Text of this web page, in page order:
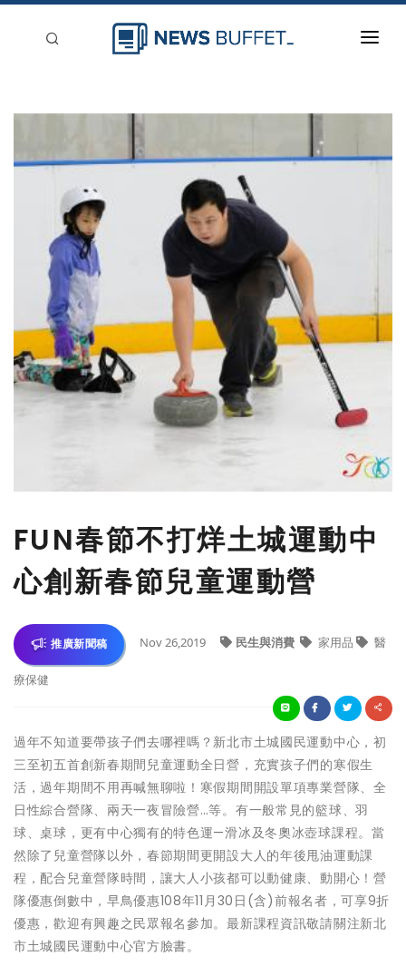
登入
刊登
FUN春節不打烊土城運動中
心創新春節兒童運動營
推廣新聞稿 Nov 26,2019 民生與消費 家用品 醫
療保健
過年不知道要帶孩子們去哪裡嗎？新北市土城國民運動中心，初
三至初五首創新春期間兒童運動全日營，充實孩子們的寒假生
活，過年期間不用再喊無聊啦！寒假期間開設單項專業營隊、全
日性綜合營隊、兩天一夜冒險營…等。有一般常見的籃球、羽
球、桌球，更有中心獨有的特色運—滑冰及冬奧冰壺球課程。當
然除了兒童營隊以外，春節期間更開設大人的年後甩油運動課
程，配合兒童營隊時間，讓大人小孩都可以動健康、動開心！營
隊優惠倒數中，早鳥優惠108年11月30日(含)前報名者，可享9折
優惠，歡迎有興趣之民眾報名參加。最新課程資訊敬請關注新北
市土城國民運動中心官方臉書。